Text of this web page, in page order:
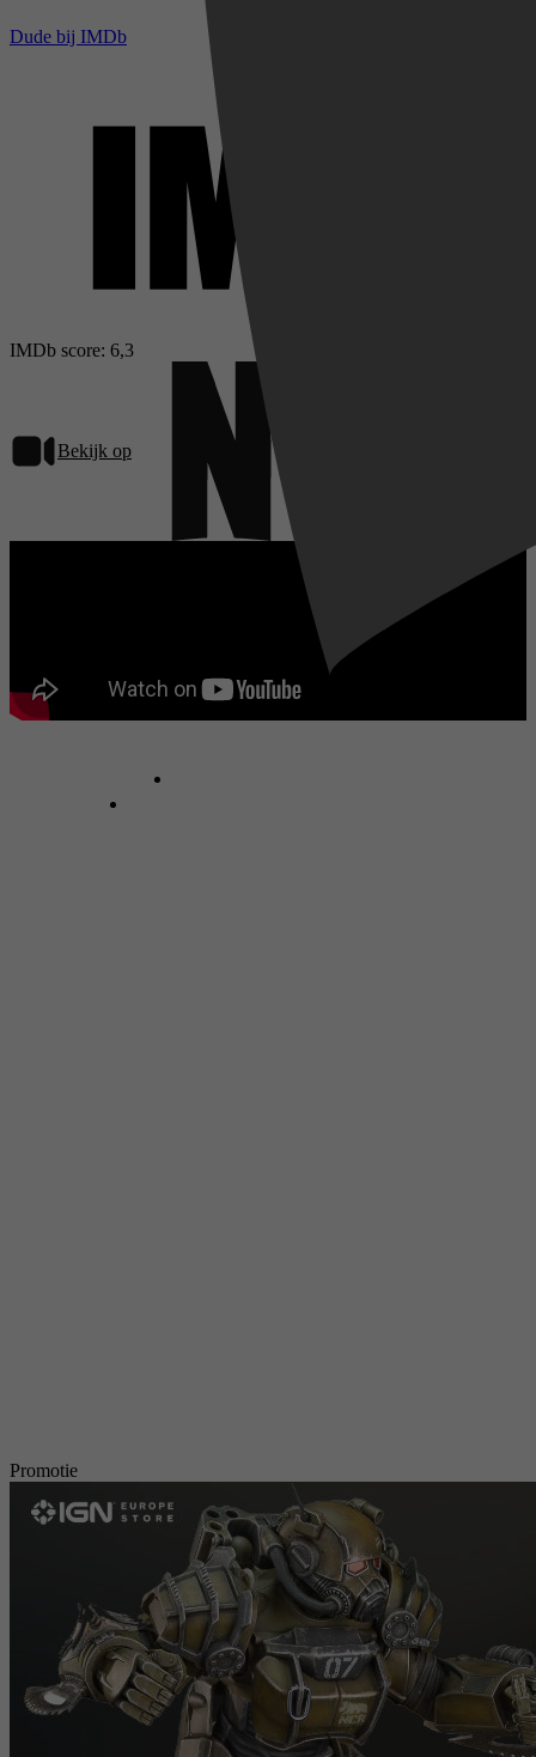
Dude bij IMDb
IMDb score: 6,3
Bekijk op
Promotie